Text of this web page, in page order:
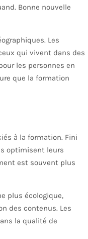
Bonne nouvelle
Les
qui vivent dans des
les personnes en
que la formation
à la formation. Fini
optimisent leurs
est souvent plus
plus écologique,
des contenus. Les
la qualité de